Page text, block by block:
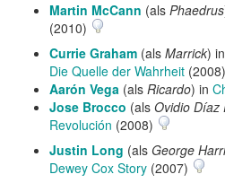
Martin McCann (als Phaedrus
(2010)
Currie Graham (als Marrick) in
Die Quelle der Wahrheit (2008)
Aarón Vega (als Ricardo) in
Jose Brocco (als Ovidio Díaz
Revolución (2008)
Justin Long (als George
Dewey Cox Story (2007)